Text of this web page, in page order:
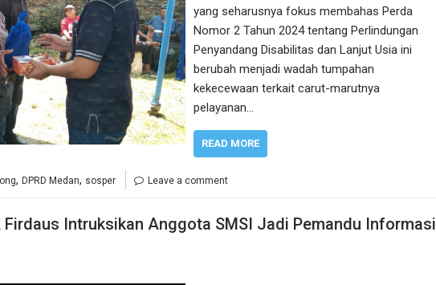
yang seharusnya fokus membahas Perda
Nomor 2 Tahun 2024 tentang Perlindungan
Penyandang Disabilitas dan Lanjut Usia ini
berubah menjadi wadah tumpahan
kekecewaan terkait carut-marutnya
pelayanan…
READ MORE
, DPRD Medan, sosper Leave a comment
Firdaus Intruksikan Anggota SMSI Jadi Pemandu Informasi